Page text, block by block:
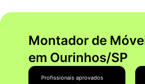
Montador de
em Ourinhos/SP
Profissionais aprovados